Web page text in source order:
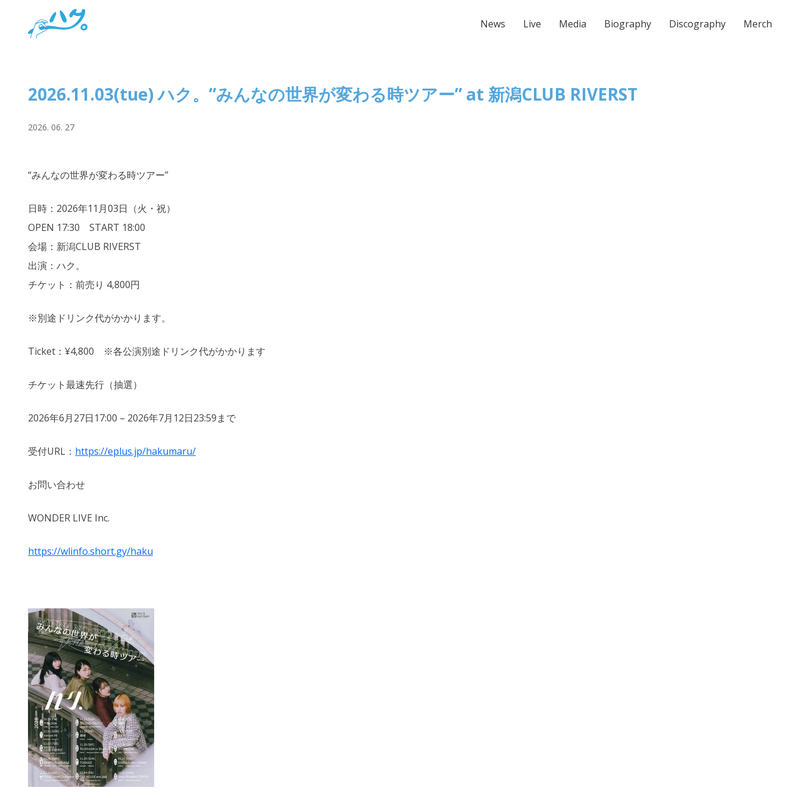
News Live Media Biography Discography Merch
2026.11.03(tue) ハク。”みんなの世界が変わる時ツアー” at 新潟CLUB RIVERST
2026. 06. 27
“みんなの世界が変わる時ツアー”
日時：2026年11月03日（火・祝）
OPEN 17:30 START 18:00
会場：新潟CLUB RIVERST
出演：ハク。
チケット：前売り 4,800円
※別途ドリンク代がかかります。
Ticket：¥4,800 ※各公演別途ドリンク代がかかります
チケット最速先行（抽選）
2026年6月27日17:00 – 2026年7月12日23:59まで
受付URL： https://eplus.jp/hakumaru/
お問い合わせ
WONDER LIVE Inc.
https://wlinfo.short.gy/haku